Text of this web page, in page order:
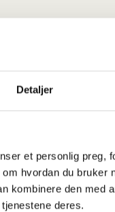
Detaljer
et personlig preg,
hvordan du bruker
kombinere den med
deres.
Regionsjef Havbruk Vest